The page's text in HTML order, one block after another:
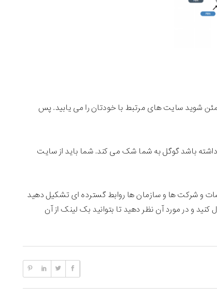
شوید سایت های مرتبط با خودتان را می یابید. پس
باشد گوگل به شما شک می کند. شما باید از سایت
و شرکت ها و سازمان ها روابط گسترده ای تشکیل دهید
و در مورد آن نظر دهید تا بتوانید بک لینک از آن